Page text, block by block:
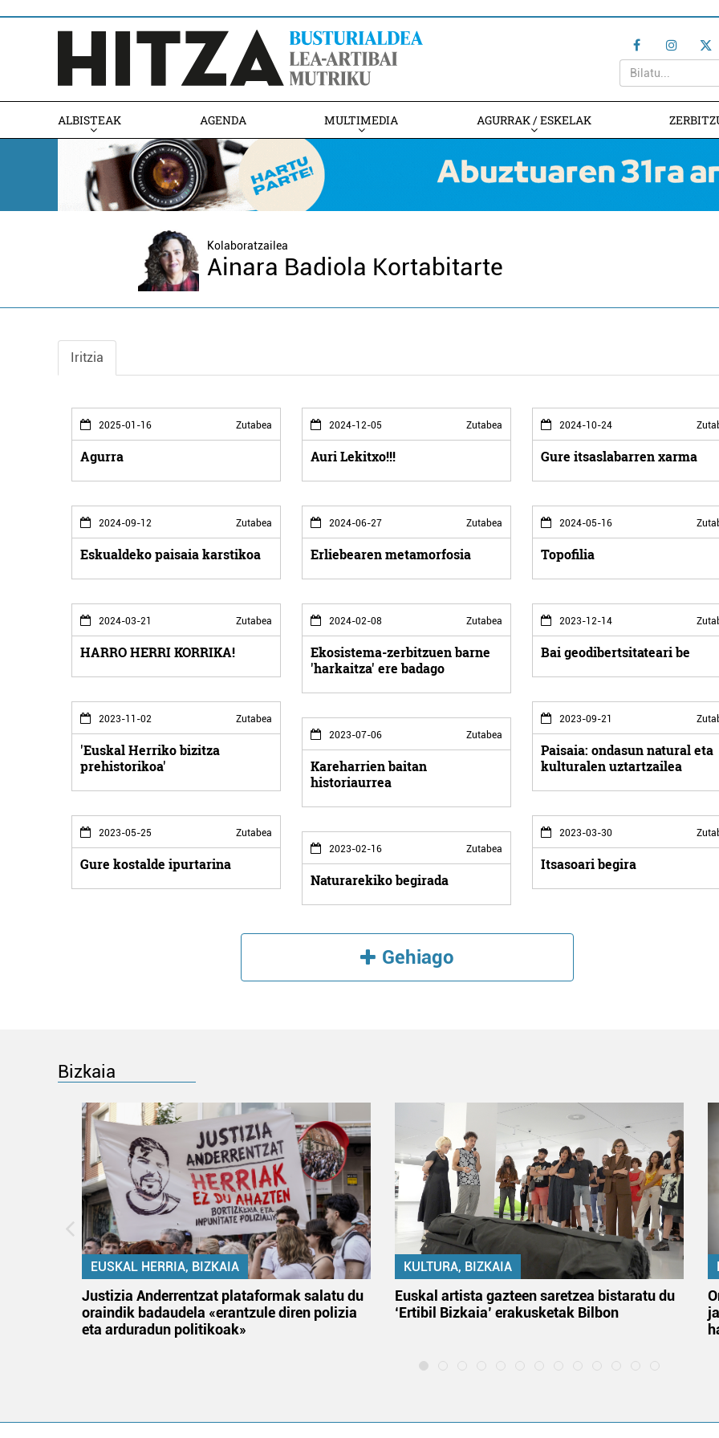
ALBISTEAK AGENDA MULTIMEDIA AGURRAK / ESKELAK
Kolaboratzailea
Ainara Badiola Kortabitarte
Iritzia
2025-01-16 Zutabea
Agurra
2024-12-05 Zutabea
Auri Lekitxo!!!
2024-10-24
Gure itsaslabarren xarma
2024-09-12 Zutabea
Eskualdeko paisaia karstikoa
2024-06-27 Zutabea
Erliebearen metamorfosia
2024-05-16
Topofilia
2024-03-21 Zutabea
HARRO HERRI KORRIKA!
2024-02-08 Zutabea
Ekosistema-zerbitzuen barne
'harkaitza' ere badago
2023-12-14
Bai geodibertsitateari be
2023-11-02 Zutabea
'Euskal Herriko bizitza
prehistorikoa'
2023-09-21
Paisaia: ondasun natural eta
kulturalen uztartzailea
2023-07-06 Zutabea
Kareharrien baitan
historiaurrea
2023-05-25 Zutabea
Gure kostalde ipurtarina
2023-03-30
Itsasoari begira
2023-02-16 Zutabea
Naturarekiko begirada
Gehiago
Bizkaia
EUSKAL HERRIA, BIZKAIA
Justizia Anderrentzat plataformak salatu du
oraindik badaudela «erantzule diren polizia
eta arduradun politikoak»
KULTURA, BIZKAIA
Euskal artista gazteen saretzea bistaratu du
‘Ertibil Bizkaia’ erakusketak Bilbon